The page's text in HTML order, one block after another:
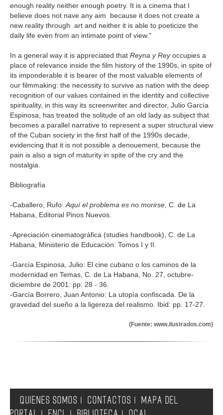
enough reality neither enough poetry. It is a cinema that I
believe does not nave any aim because it does not create a
new reality through art and neither it is able to poeticize the
daily life even from an intimate point of view."
In a general way it is appreciated that Reyna y Reyoccupies a
place of relevance inside the film history of the 1990s, in spite of
its imponderable it is bearer of the most valuable elements of
our filmmaking: the necessity to survive as nation with the deep
recognition of our values contained in the identity and collective
spirituality, in this way its screenwriter and director, Julio García
Espinosa, has treated the solitude of an old lady as subject that
becomes a parallel narrative to represent a super structural view
of the Cuban society in the first half of the 1990s decade,
evidencing that it is not possible a denouement, because the
pain is also a sign of maturity in spite of the cry and the
nostalgia.
Bibliografía
-Caballero, Rufo: Aquí el problema es no morirse , C. de La
Habana, Editorial Pinos Nuevos.
-Apreciación cinematográfica (studies handbook), C. de La
Habana, Ministerio de Educación: Tomos I y II.
-García Espinosa, Julio: El cine cubano o los caminos de la
modernidad en Temas, C. de La Habana, No. 27, octubre-
diciembre de 2001: pp. 28 - 36.
-García Borrero, Juan Antonio: La utopía confiscada. De la
gravedad del sueño a la ligereza del realismo. Ibid: pp. 17-27.
(Fuente: www.ilustrados.com)
QUIENES SOMOS CONTACTOS
MAPA DEL